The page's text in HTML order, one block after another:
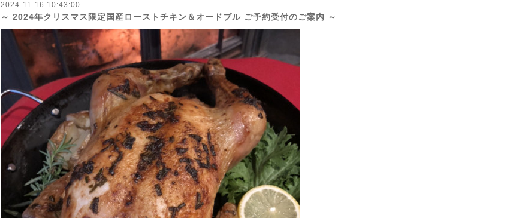
2024-11-16 10:43:00
～ 2024年クリスマス限定国産ローストチキン＆オードブル ご予約受付のご案内 ～